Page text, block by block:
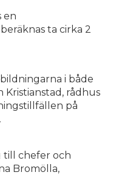
en
ta cirka 2
i både
rådhus
på
till chefer och
Bromölla,